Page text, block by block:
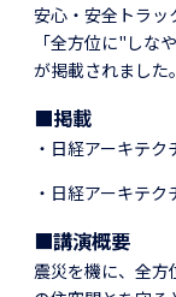
安心・安全トラッ
「全方位に"しな
が掲載されました。
■掲載
・日経アーキテ
・日経アーキテ
■講演概要
震災を機に、全方